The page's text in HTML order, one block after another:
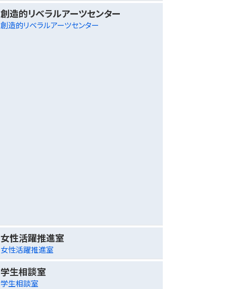
創造的リベラルアーツセンター
創造的リベラルアーツセンター
女性活躍推進室
女性活躍推進室
学生相談室
学生相談室